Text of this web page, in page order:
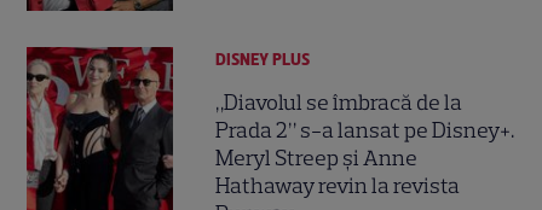
DISNEY PLUS
„Diavolul se îmbracă de la
Prada 2” s-a lansat pe Disney+.
Meryl Streep și Anne
Hathaway revin la revista